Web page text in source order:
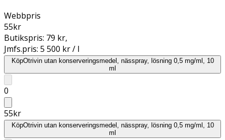
Webbpris
55kr
Butikspris: 79 kr,
Jmfs.pris: 5 500 kr / l
KöpOtrivin utan konserveringsmedel, nässpray, lösning 0,5 mg/ml, 10
ml
0
55kr
KöpOtrivin utan konserveringsmedel, nässpray, lösning 0,5 mg/ml, 10
ml